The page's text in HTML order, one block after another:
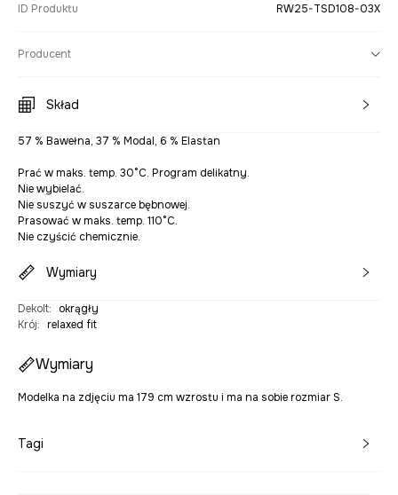
ID Produktu RW25-TSD108-03X
Producent
Skład
57 % Bawełna, 37 % Modal, 6 % Elastan
Prać w maks. temp. 30°C. Program delikatny.
Nie wybielać.
Nie suszyć w suszarce bębnowej.
Prasować w maks. temp. 110°C.
Nie czyścić chemicznie.
Wymiary
Dekolt:
okrągły
Krój: relaxed fit
Wymiary
Modelka na zdjęciu ma 179 cm wzrostu i ma na sobie rozmiar S.
Tagi